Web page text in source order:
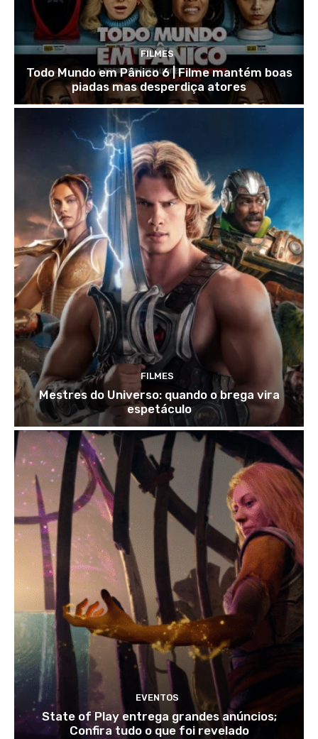
FILMES
Todo Mundo em Pânico 6 | Filme mantém boas
piadas mas desperdiça atores
FILMES
Mestres do Universo: quando o brega vira
espetáculo
EVENTOS
State of Play entrega grandes anúncios;
Confira tudo o que foi revelado